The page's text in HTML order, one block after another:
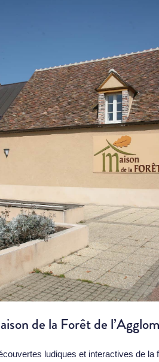
de la Forêt de
ludiques et interactives de la